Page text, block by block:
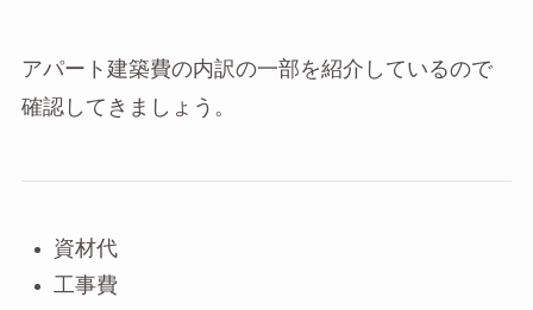
アパート建築費の内訳の一部を紹介しているので
確認してきましょう。
資材代
工事費